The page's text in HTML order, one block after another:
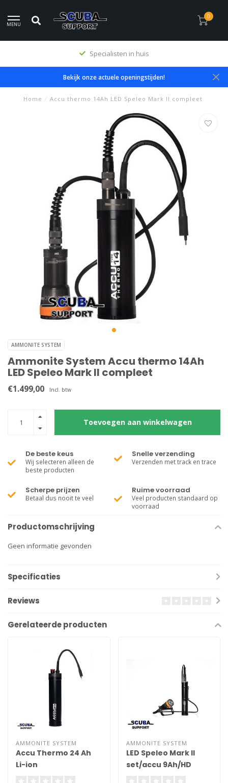
MENU
0
Specialisten in huis
Bekijk onze actuele openingstijden!
Home / Accu thermo 14Ah LED Speleo Mark II compleet
AMMONITE SYSTEM
Ammonite System Accu thermo 14Ah
LED Speleo Mark II compleet
€1.499,00 Incl. btw
Toevoegen aan winkelwagen
De beste keus
Wij selecteren alleen de
beste producten
Snelle verzending
Verzenden met track en trace
Scherpe prijzen
Betaal dus nooit te veel
Ruime voorraad
Veel producten standaard op
voorraad
Productomschrijving
Geen informatie gevonden
Specificaties
Reviews
Gerelateerde producten
AMMONITE SYSTEM
Accu Thermo 24 Ah
Li-ion
AMMONITE SYSTEM
LED Speleo Mark II
set/accu 9Ah/HD